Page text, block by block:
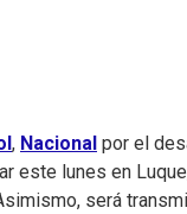
, Nacional por el
este lunes en
será